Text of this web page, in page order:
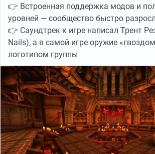
👉 Встроенная поддержка модов и
уровней — сообщество быстро
👉 Саундтрек к игре написал Трент
Nails), а в самой игре оружие
логотипом группы